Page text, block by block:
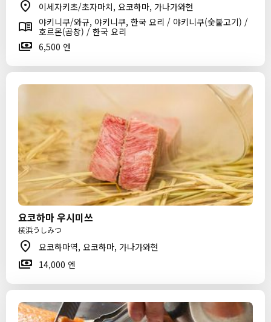
이세자키초/초자마치, 요코하마, 가나가와현
야키니쿠/와규, 야키니쿠, 한국 요리 / 야키니쿠(숯불고기) /
호르몬(곱창) / 한국 요리
6,500 엔
요코하마 우시미쓰
横浜うしみつ
요코하마역, 요코하마, 가나가와현
14,000 엔